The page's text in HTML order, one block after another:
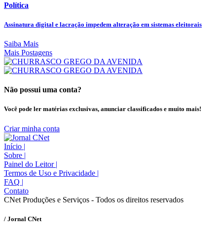
Política
Assinatura digital e lacração impedem alteração em sistemas eleitorais
Saiba Mais
Mais Postagens
Não possui uma conta?
Você pode ler matérias exclusivas, anunciar classificados e muito mais!
Criar minha conta
Início |
Sobre |
Painel do Leitor |
Termos de Uso e Privacidade |
FAQ |
Contato
CNet Produções e Serviços - Todos os direitos reservados
/ Jornal CNet